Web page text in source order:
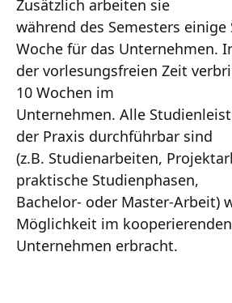
Zusätzlich arbeiten sie
während des Semesters einige
Woche für das Unternehmen.
der vorlesungsfreien Zeit
10 Wochen im
Unternehmen. Alle
der Praxis durchführbar sind
(z.B. Studienarbeiten,
praktische Studienphasen,
Bachelor- oder Master-Arbeit)
Möglichkeit im kooperierenden
Unternehmen erbracht.